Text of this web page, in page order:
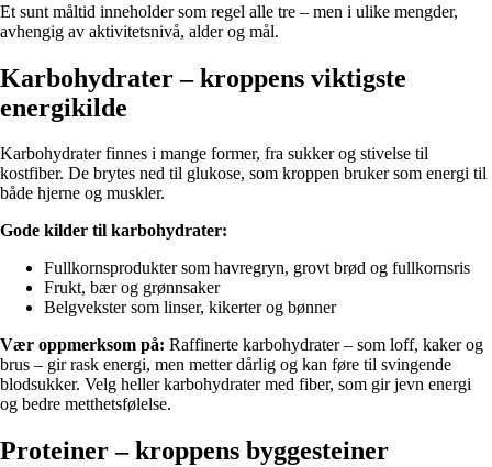
Et sunt måltid inneholder som regel alle tre – men i ulike mengder,
avhengig av aktivitetsnivå, alder og mål.
Karbohydrater – kroppens viktigste
energikilde
Karbohydrater finnes i mange former, fra sukker og stivelse til
kostfiber. De brytes ned til glukose, som kroppen bruker som energi til
både hjerne og muskler.
Gode kilder til karbohydrater:
Fullkornsprodukter som havregryn, grovt brød og fullkornsris
Frukt, bær og grønnsaker
Belgvekster som linser, kikerter og bønner
Vær oppmerksom på: Raffinerte karbohydrater – som loff, kaker og
brus – gir rask energi, men metter dårlig og kan føre til svingende
blodsukker. Velg heller karbohydrater med fiber, som gir jevn energi
og bedre metthetsfølelse.
Proteiner – kroppens byggesteiner